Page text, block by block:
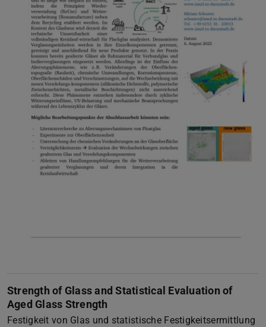
Strength of Glass and Statistical Evaluation of
Aged Glass Strength
Festigkeit von Glas und statistische Festigkeitsermittlung